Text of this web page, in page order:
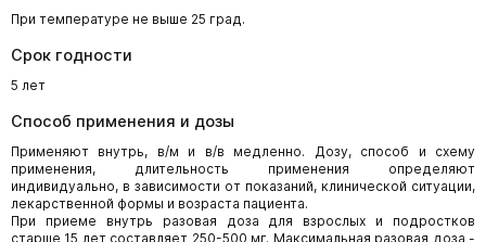
При температуре не выше 25 град.
Срок годности
5 лет
Способ применения и дозы
Применяют внутрь, в/м и в/в медленно. Дозу, способ и схему
применения, длительность применения определяют
индивидуально, в зависимости от показаний, клинической ситуации,
лекарственной формы и возраста пациента.
При приеме внутрь разовая доза для взрослых и подростков
старше 15 лет составляет 250-500 мг. Максимальная разовая доза -